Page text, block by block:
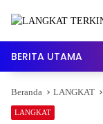
BERITA UTAMA
Beranda LANGKAT
LANGKAT